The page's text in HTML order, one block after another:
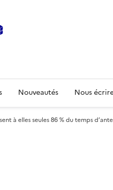
Nouveautés Nous
à elles seules 86 % du temps